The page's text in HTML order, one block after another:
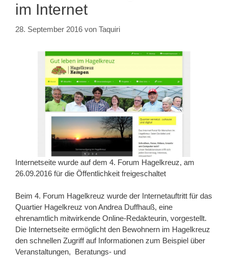
im Internet
28. September 2016 von Taquiri
Internetseite wurde auf dem 4. Forum Hagelkreuz, am
26.09.2016 für die Öffentlichkeit freigeschaltet
Beim 4. Forum Hagelkreuz wurde der Internetauftritt für das
Quartier Hagelkreuz von Andrea Duffhauß, eine
ehrenamtlich mitwirkende Online-Redakteurin, vorgestellt.
Die Internetseite ermöglicht den Bewohnern im Hagelkreuz
den schnellen Zugriff auf Informationen zum Beispiel über
Veranstaltungen, Beratungs- und